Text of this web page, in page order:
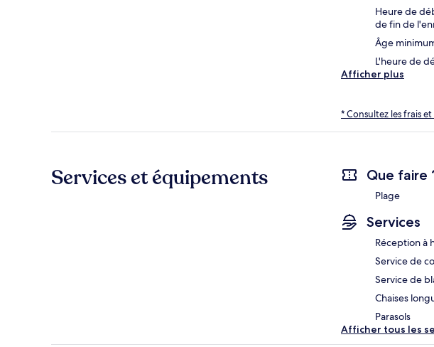
Heure de
de fin de
Âge
L'heure de
Afficher plus
* Consultez les frais
Services et équipements Que faire
Plage
Services
Réception à
Service de
Service de
Chaises
Parasols
Afficher tous les